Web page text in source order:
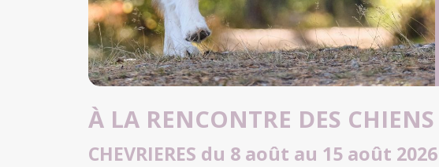
À LA RENCONTRE DES
CHEVRIERES du 8 août au 15 août 2026